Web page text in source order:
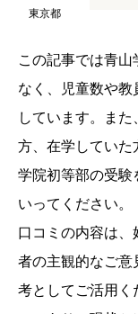
東京都
この記事では青
なく、児童数や
しています。ま
方、在学していた
学院初等部の受験
いってください。
口コミの内容は
者の主観的なご意
考としてご活用く